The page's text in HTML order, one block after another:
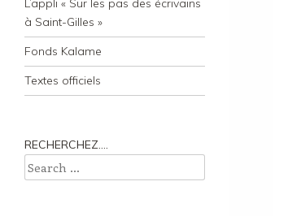
L’appli « Sur les pas des écrivains
à Saint-Gilles »
Fonds Kalame
Textes officiels
RECHERCHEZ….
Search